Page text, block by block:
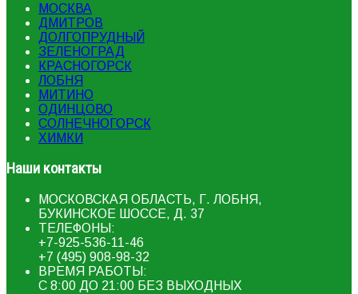
МОСКВА
ДМИТРОВ
ДОЛГОПРУДНЫЙ
ЗЕЛЕНОГРАД
КРАСНОГОРСК
ЛОБНЯ
МИТИНО
ОДИНЦОВО
СОЛНЕЧНОГОРСК
ХИМКИ
Наши контакты
МОСКОВСКАЯ ОБЛАСТЬ, Г. ЛОБНЯ,
БУКИНСКОЕ ШОССЕ, Д. 37
ТЕЛЕФОНЫ:
+7-925-536-11-46
+7 (495) 908-98-32
ВРЕМЯ РАБОТЫ:
С 8:00 ДО 21:00 БЕЗ ВЫХОДНЫХ